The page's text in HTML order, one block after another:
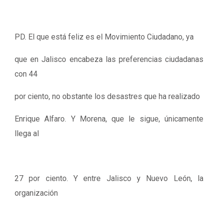
PD. El que está feliz es el Movimiento Ciudadano, ya
que en Jalisco encabeza las preferencias ciudadanas
con 44
por ciento, no obstante los desastres que ha realizado
Enrique Alfaro. Y Morena, que le sigue, únicamente
llega al
27 por ciento. Y entre Jalisco y Nuevo León, la
organización